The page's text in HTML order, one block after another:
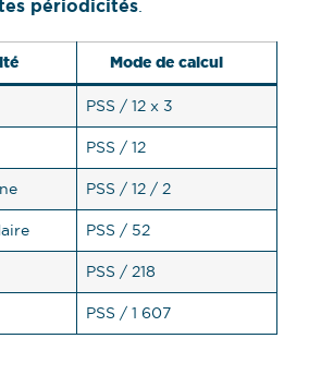
périodicités
Mode de calcul
PSS / 12 x 3
PSS / 12
PSS / 12 / 2
PSS / 52
PSS / 218
PSS / 1 607